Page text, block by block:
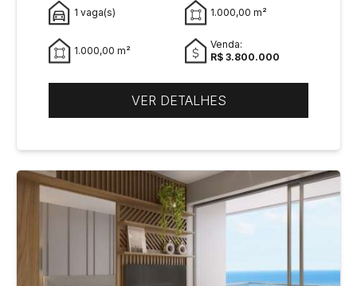
1 vaga(s) 1.000,00 m²
1.000,00 m²
Venda:
R$ 3.800.000
VER DETALHES